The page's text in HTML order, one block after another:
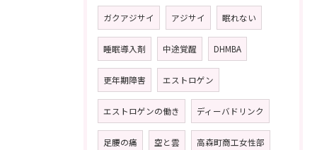
ガクアジサイ アジサイ 眠れない
睡眠導入剤 中途覚醒 DHMBA
更年期障害 エストロゲン
エストロゲンの働き ディーバドリンク
足腰の痛 空と雲 高森町商工女性部